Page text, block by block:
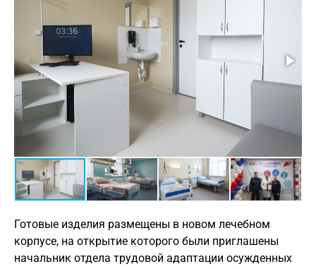
Готовые изделия размещены в новом лечебном
корпусе, на открытие которого были приглашены
начальник отдела трудовой адаптации осужденных